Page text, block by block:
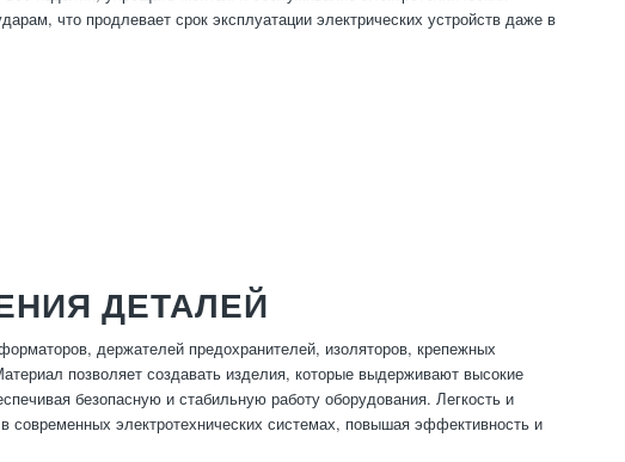
что продлевает срок эксплуатации электрических устройств даже в
ДЕТАЛЕЙ
держателей предохранителей, изоляторов, крепежных
позволяет создавать изделия, которые выдерживают высокие
безопасную и стабильную работу оборудования. Легкость и
электротехнических системах, повышая эффективность и